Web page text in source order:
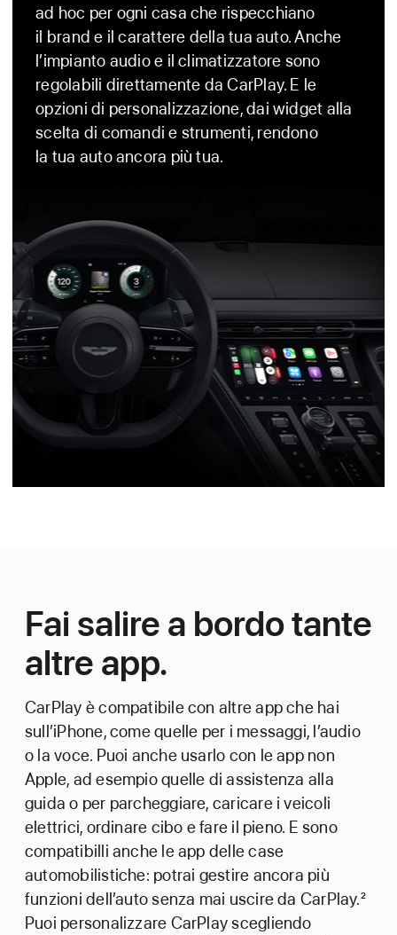
ad hoc per ogni casa che rispecchiano
il brand e il carattere della tua auto. Anche
l’impianto audio e il climatizzatore sono
regolabili direttamente da CarPlay. E le
opzioni di personalizzazione, dai widget alla
scelta di comandi e strumenti, rendono
la tua auto ancora più tua.
Fai salire a bordo tante
altre app.
CarPlay è compatibile con altre app che hai
sull’iPhone, come quelle per i messaggi, l’audio
o la voce. Puoi anche usarlo con le app non
Apple, ad esempio quelle di assistenza alla
guida o per parcheggiare, caricare i veicoli
elettrici, ordinare cibo e fare il pieno. E sono
compatibilli anche le app delle case
automobilistiche: potrai gestire ancora più
funzioni dell’auto senza mai uscire da CarPlay.2
Puoi personalizzare CarPlay scegliendo